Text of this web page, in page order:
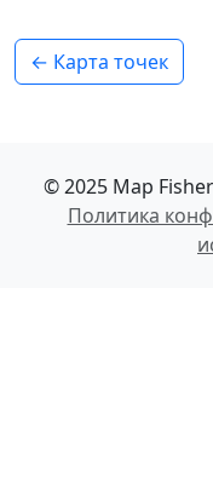
← Карта точек
© 2025 Map
Политика